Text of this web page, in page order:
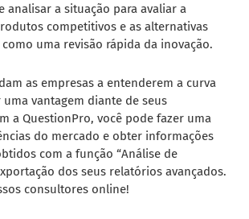
analisar a situação para avaliar a
competitivos e as alternativas
uma revisão rápida da inovação.
as empresas a entenderem a curva
vantagem diante de seus
a QuestionPro, você pode fazer uma
do mercado e obter informações
com a função “Análise de
dos seus relatórios avançados.
consultores online!